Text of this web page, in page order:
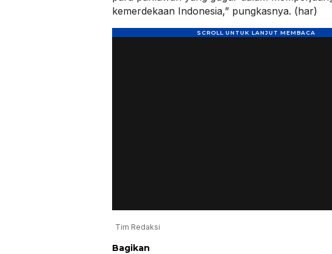
kemerdekaan Indonesia,” pungkasnya. (har)
Tim Redaksi
Bagikan